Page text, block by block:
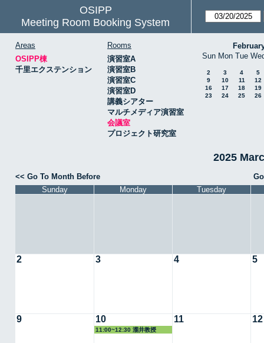
OSIPP
Meeting Room Booking System
Areas
OSIPP棟
千里エクステンション
Rooms
演習室A
演習室B
演習室C
演習室D
講義シアター
マルチメディア演習室
会議室
プロジェクト研究室
Sun Mon Tue
2 3 4
5
9
10 11
12
16
17 18
19
23
24 25 26
2025
<< Go To Month Before
Sunday
Monday Tuesday
2 3 4 5
9 10
11:00~12:30 瀧井教授
11 12